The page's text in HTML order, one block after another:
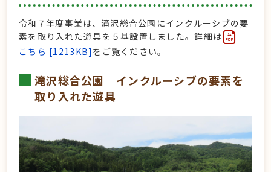
令和７年度事業は、 滝沢総合公園にインクルーシブの要
素を取り入れた遊具を５基設置しました。詳細は
こちら [1213KB] をご覧ください。
滝沢総合公園 インクルーシブの要素を
取り入れた遊具